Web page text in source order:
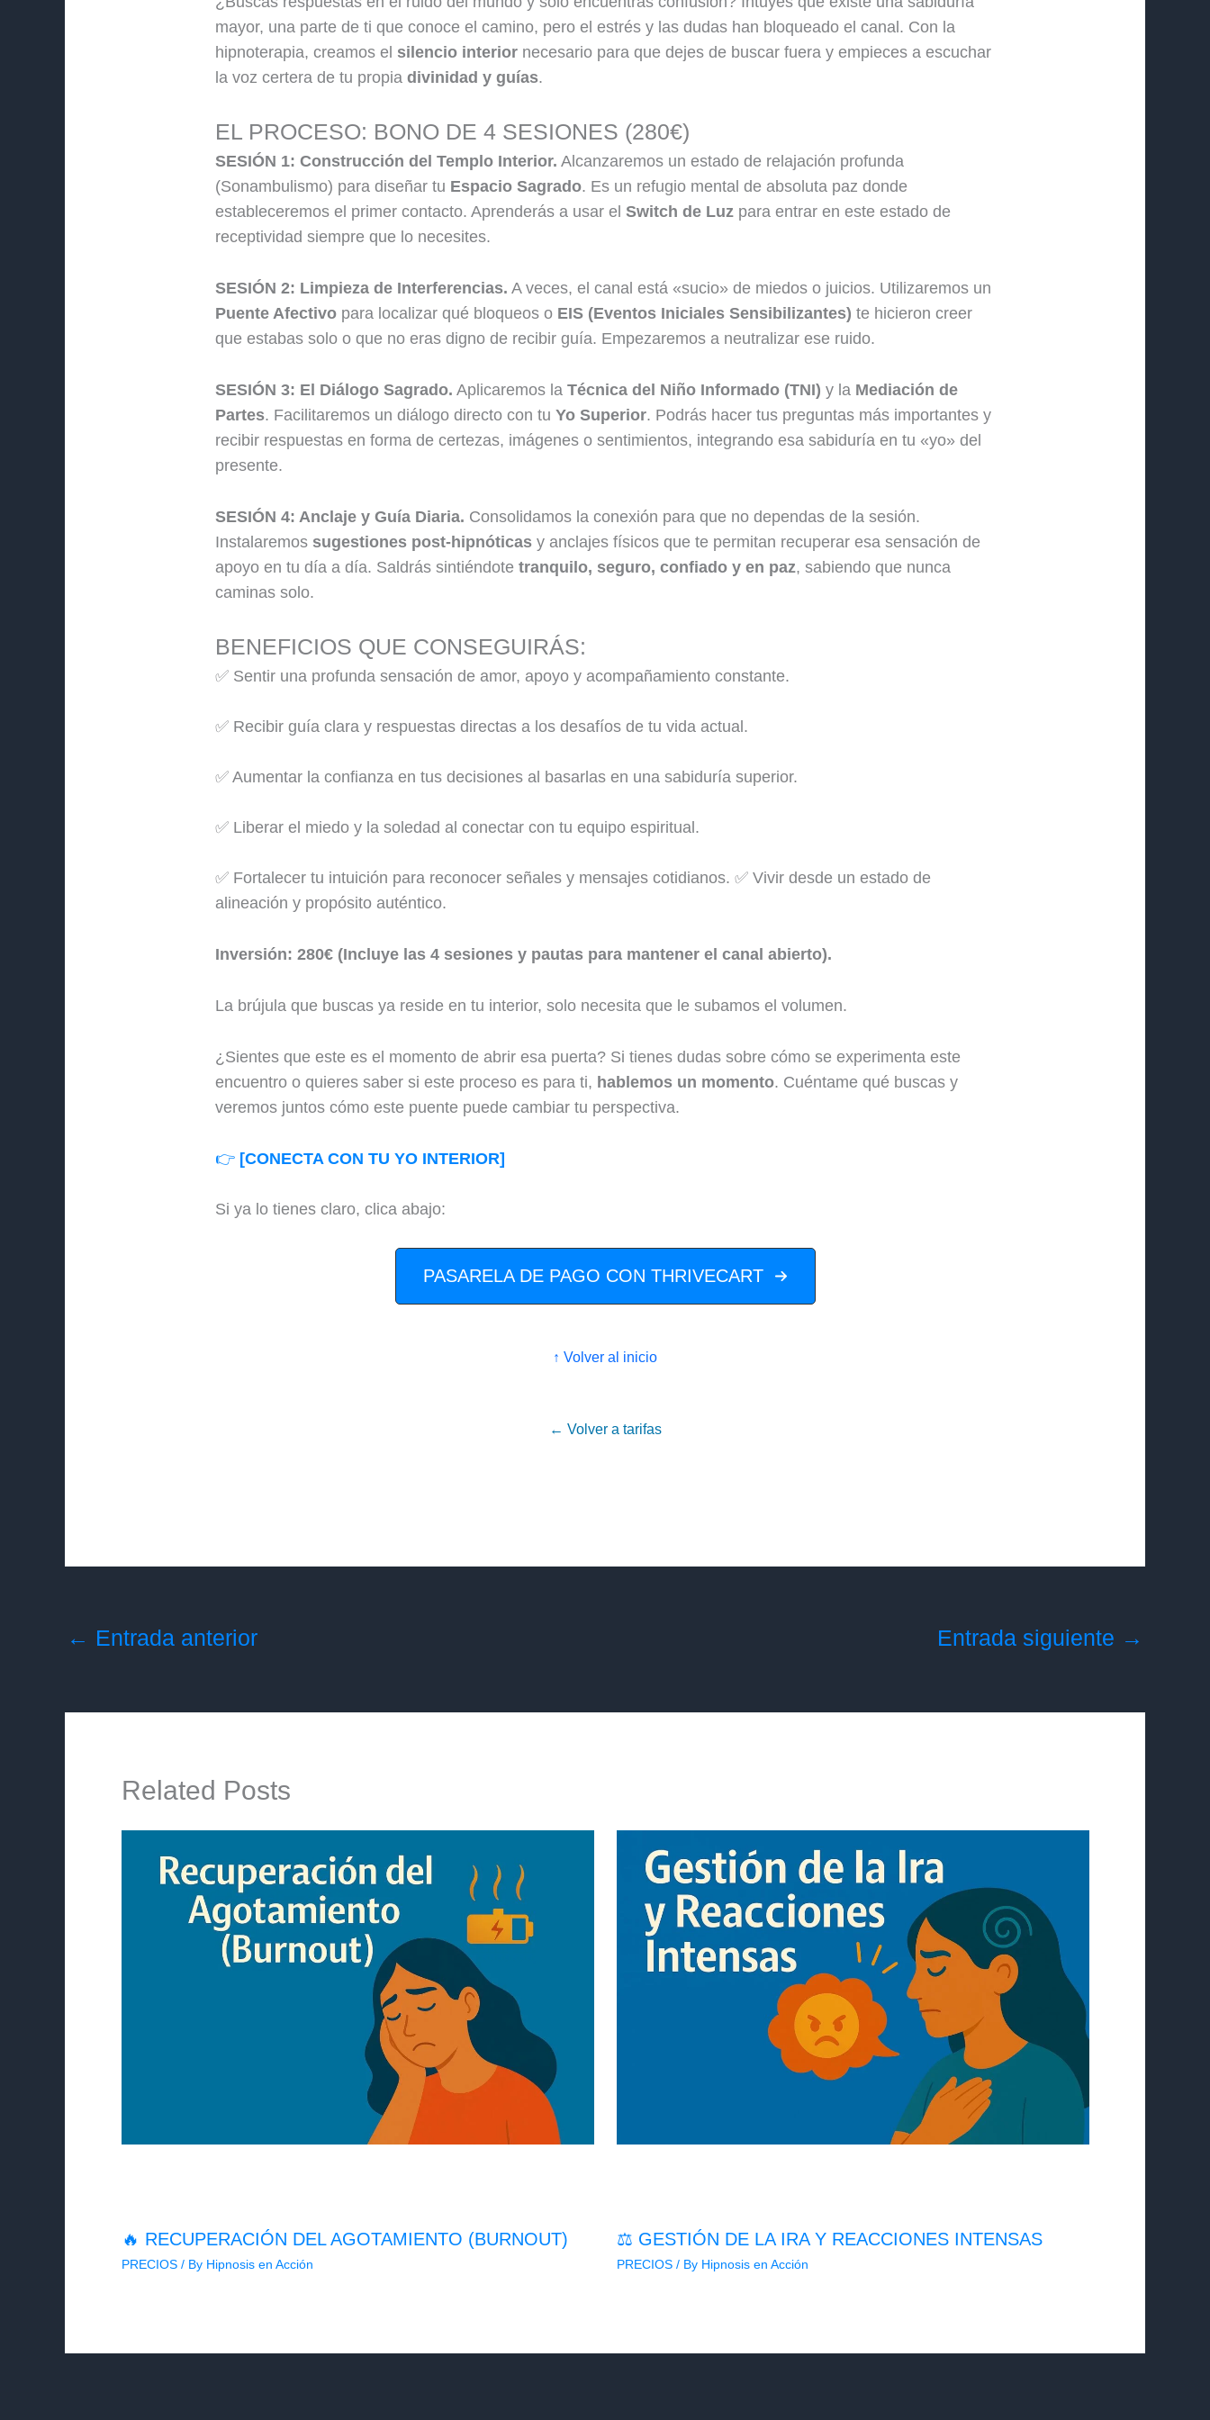
mayor, una parte de ti que conoce el camino, pero el estrés y las dudas han bloqueado el canal. Con la
hipnoterapia, creamos el silencio interiornecesario para que dejes de buscar fuera y empieces a escuchar
la voz certera de tu propia divinidad y guías.
EL PROCESO: BONO DE 4 SESIONES (280€)
SESIÓN 1: Construcción del Templo Interior. Alcanzaremos un estado de relajación profunda
(Sonambulismo) para diseñar tu Espacio Sagrado. Es un refugio mental de absoluta paz donde
estableceremos el primer contacto. Aprenderás a usar el Switch de Luzpara entrar en este estado de
receptividad siempre que lo necesites.
SESIÓN 2: Limpieza de Interferencias. A veces, el canal está «sucio» de miedos o juicios. Utilizaremos un
Puente Afectivopara localizar qué bloqueos o EIS (Eventos Iniciales Sensibilizantes) te hicieron creer
que estabas solo o que no eras digno de recibir guía. Empezaremos a neutralizar ese ruido.
SESIÓN 3: El Diálogo Sagrado. Aplicaremos la Técnica del Niño Informado (TNI) y la Mediación de
Partes. Facilitaremos un diálogo directo con tu Yo Superior. Podrás hacer tus preguntas más importantes y
recibir respuestas en forma de certezas, imágenes o sentimientos, integrando esa sabiduría en tu «yo» del
presente.
SESIÓN 4: Anclaje y Guía Diaria. Consolidamos la conexión para que no dependas de la sesión.
Instalaremos sugestiones post-hipnóticasy anclajes físicos que te permitan recuperar esa sensación de
apoyo en tu día a día. Saldrás sintiéndote tranquilo, seguro, confiado y en paz, sabiendo que nunca
caminas solo.
BENEFICIOS QUE CONSEGUIRÁS:
✅ Sentir una profunda sensación de amor, apoyo y acompañamiento constante.
✅ Recibir guía clara y respuestas directas a los desafíos de tu vida actual.
✅ Aumentar la confianza en tus decisiones al basarlas en una sabiduría superior.
✅ Liberar el miedo y la soledad al conectar con tu equipo espiritual.
✅ Fortalecer tu intuición para reconocer señales y mensajes cotidianos. ✅ Vivir desde un estado de
alineación y propósito auténtico.
Inversión: 280€ (Incluye las 4 sesiones y pautas para mantener el canal abierto).
La brújula que buscas ya reside en tu interior, solo necesita que le subamos el volumen.
¿Sientes que este es el momento de abrir esa puerta? Si tienes dudas sobre cómo se experimenta este
encuentro o quieres saber si este proceso es para ti, hablemos un momento. Cuéntame qué buscas y
veremos juntos cómo este puente puede cambiar tu perspectiva.
👉 [CONECTA CON TU YO INTERIOR]
Si ya lo tienes claro, clica abajo:
PASARELA DE PAGO CON THRIVECART
↑ Volver al inicio
← Volver a tarifas
← Entrada anterior Entrada siguiente →
Related Posts
🔥 RECUPERACIÓN DEL AGOTAMIENTO (BURNOUT)
PRECIOS/ By Hipnosis en Acción
⚖️ GESTIÓN DE LA IRA Y REACCIONES INTENSAS
PRECIOS/ By Hipnosis en Acción